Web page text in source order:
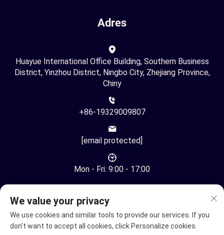
Adres
Huayue International Office Building, Southern Business
District, Yinzhou District, Ningbo City, Zhejiang Province,
Chiny
+86-19329009807
[email protected]
Mon - Fri: 9:00 - 17:00
We value your privacy
We use cookies and similar tools to provide our services. If you
don't want to accept all cookies, click Personalize cookies.